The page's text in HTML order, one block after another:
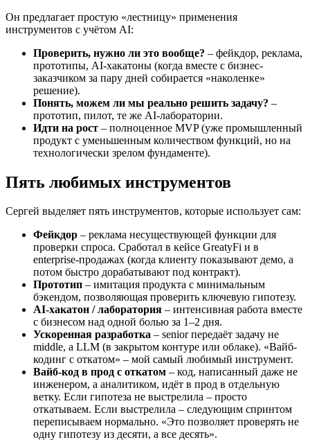
Он предлагает простую «лестницу» применения
инструментов с учётом AI:
Проверить, нужно ли это вообще? – фейкдор, реклама,
прототипы, AI-хакатоны (когда вместе с бизнес-
заказчиком за пару дней собирается «наколенке»
решение).
Понять, можем ли мы реально решить задачу? –
прототип, пилот, те же AI-лаборатории.
Идти на рост – полноценное MVP (уже промышленный
продукт с уменьшенным количеством функций, но на
технологически зрелом фундаменте).
Пять любимых инструментов
Сергей выделяет пять инструментов, которые использует сам:
Фейкдор – реклама несуществующей функции для
проверки спроса. Сработал в кейсе GreatyFi и в
enterprise-продажах (когда клиенту показывают демо, а
потом быстро дорабатывают под контракт).
Прототип – имитация продукта с минимальным
бэкендом, позволяющая проверить ключевую гипотезу.
AI-хакатон / лаборатория – интенсивная работа вместе
с бизнесом над одной болью за 1–2 дня.
Ускоренная разработка – senior передаёт задачу не
middle, а LLM (в закрытом контуре или облаке). «Вайб-
кодинг с откатом» – мой самый любимый инструмент.
Вайб-код в прод с откатом – код, написанный даже не
инженером, а аналитиком, идёт в прод в отдельную
ветку. Если гипотеза не выстрелила – просто
откатываем. Если выстрелила – следующим спринтом
переписываем нормально. «Это позволяет проверять не
одну гипотезу из десяти, а все десять».